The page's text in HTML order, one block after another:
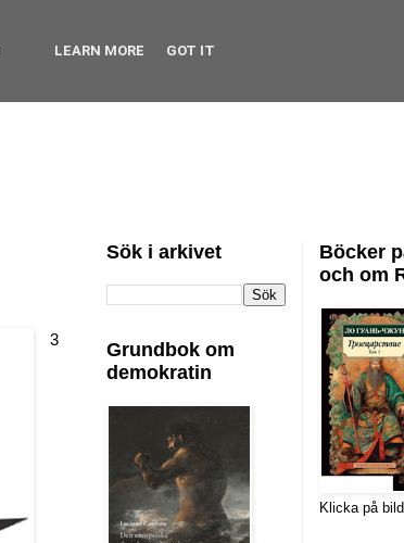
3
Sök i arkivet
Grundbok om
demokratin
Böcker
och om
Klicka på
LEARN MORE GOT IT